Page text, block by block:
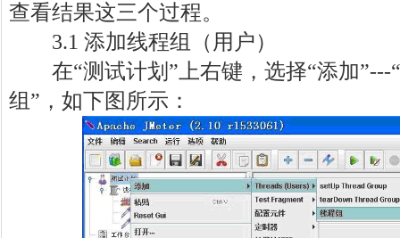
查看结果这三个过程。
3.1 添加线程组（用户）
在“测试计划”上右键，选择“添加”---
组”，如下图所示：